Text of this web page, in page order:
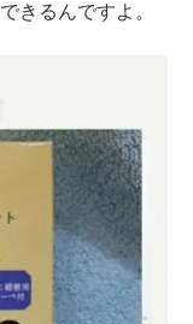
きるんですよ。